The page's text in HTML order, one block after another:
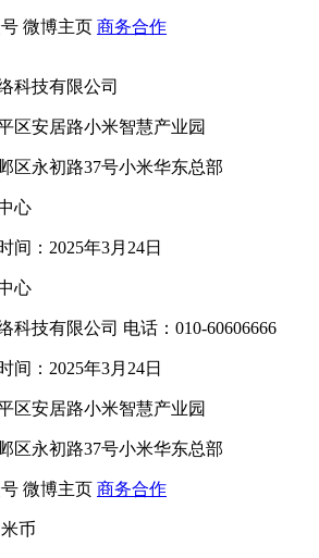
微博主页 商务合作
科技有限公司
区安居路小米智慧产业园
区永初路37号小米华东总部
心
间：2025年3月24日
心
科技有限公司 电话：010-60606666
间：2025年3月24日
区安居路小米智慧产业园
区永初路37号小米华东总部
微博主页 商务合作
米币